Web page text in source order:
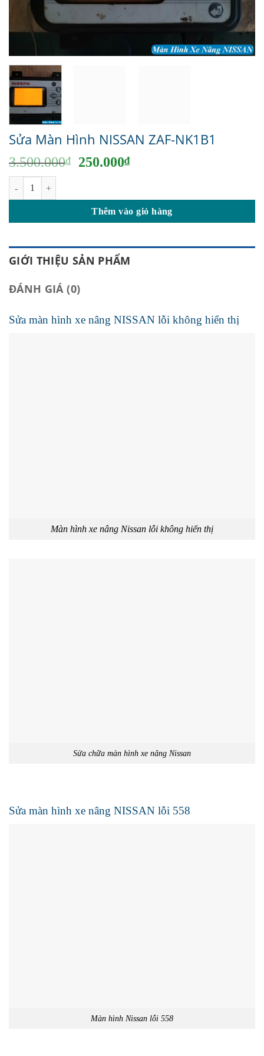
Sửa Màn Hình NISSAN ZAF-NK1B1
3.500.000₫
Giá
3.500.000₫.
250.000₫Giá
là:
250.000₫.
Sửa Màn Hình NISSAN ZAF-NK1B1 số lượng
Thêm vào giỏ hàng
GIỚI THIỆU SẢN PHẨM
ĐÁNH GIÁ (0)
Sửa màn hình xe nâng NISSAN lỗi không hiển thị
Màn hình xe nâng Nissan lỗi không hiển thị
Sửa chữa màn hình xe nâng Nissan
Sửa màn hình xe nâng NISSAN lỗi 558
Màn hình Nissan lỗi 558